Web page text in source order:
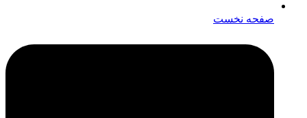
صفحه نخست